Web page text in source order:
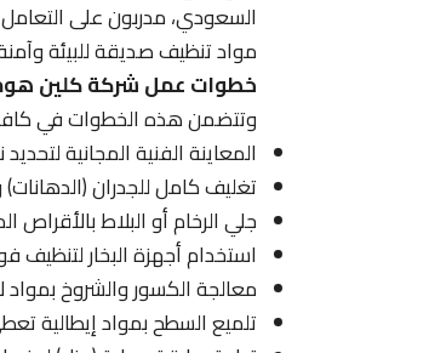
السعودي، مدربون على التعامل
مواد تنظيف صديقة للبيئة
خطوات عمل شركة كلين
وتتضمن هذه الخطوات في
المعاينة الفنية المجانية
تغليف كامل للجدران (الدهانات)
جلي الرخام أو البلاط بالأقراص
استخدام أجهزة البخار لتنظيف
معالجة الكسور والشروخ بمواد
تلميع السطح بمواد إيطالية